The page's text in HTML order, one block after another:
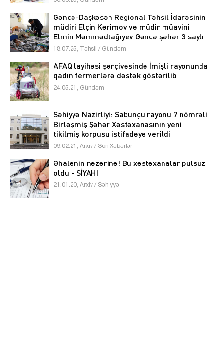
Gəncə-Daşkəsən Regional Təhsil İdarəsinin
müdiri Elçin Kərimov və müdir müavini
Elmin Məmmədtağıyev Gəncə şəhər 3 saylı
körpələr evi-uşaq bağçasında olublar
18.07.25, Təhsil / Gündəm
AFAQ layihəsi şərçivəsində İmişli rayonunda
qadın fermerlərə dəstək göstərilib
24.05.21, Gündəm
Səhiyyə Nazirliyi: Sabunçu rayonu 7 nömrəli
Birləşmiş Şəhər Xəstəxanasının yeni
tikilmiş korpusu istifadəyə verildi
09.02.21, Arxiv / Son Xəbərlər
Əhalənin nəzərinə! Bu xəstəxanalar pulsuz
oldu - SİYAHI
21.01.20, Arxiv / Səhiyyə